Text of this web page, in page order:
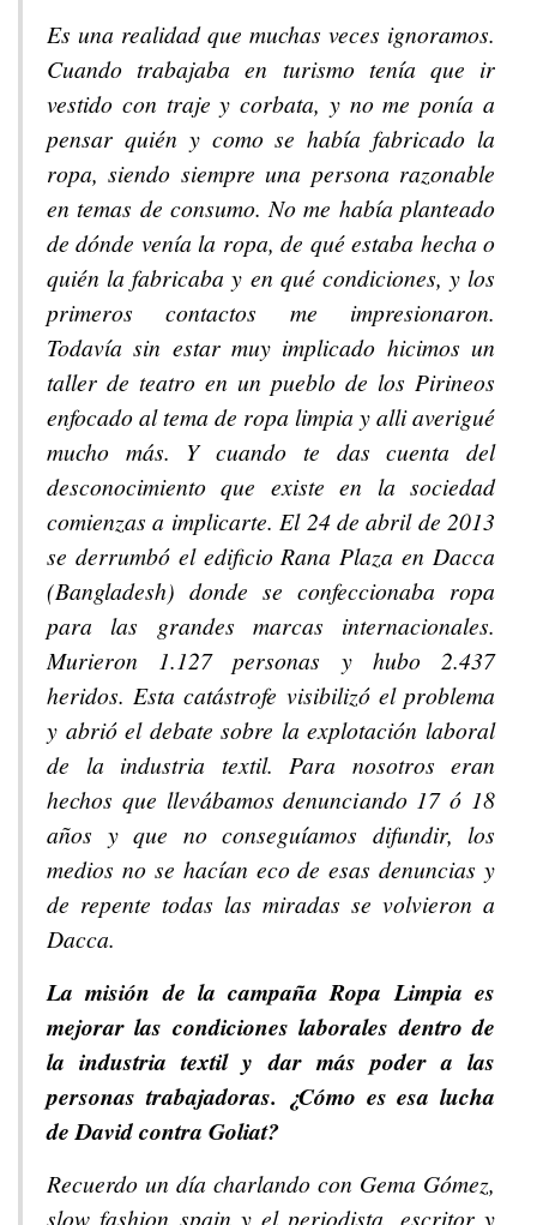
Es una realidad que muchas veces ignoramos.
Cuando trabajaba en turismo tenía que ir
vestido con traje y corbata, y no me ponía a
pensar quién y como se había fabricado la
ropa, siendo siempre una persona razonable
en temas de consumo. No me había planteado
de dónde venía la ropa, de qué estaba hecha o
quién la fabricaba y en qué condiciones, y los
primeros contactos me impresionaron.
Todavía sin estar muy implicado hicimos un
taller de teatro en un pueblo de los Pirineos
enfocado al tema de ropa limpia y alli averigué
mucho más. Y cuando te das cuenta del
desconocimiento que existe en la sociedad
comienzas a implicarte. El 24 de abril de 2013
se derrumbó el edificio Rana Plaza en Dacca
(Bangladesh) donde se confeccionaba ropa
para las grandes marcas internacionales.
Murieron 1.127 personas y hubo 2.437
heridos. Esta catástrofe visibilizó el problema
y abrió el debate sobre la explotación laboral
de la industria textil. Para nosotros eran
hechos que llevábamos denunciando 17 ó 18
años y que no conseguíamos difundir, los
medios no se hacían eco de esas denuncias y
de repente todas las miradas se volvieron a
Dacca.
La misión de la campaña Ropa Limpia es
mejorar las condiciones laborales dentro de
la industria textil y dar más poder a las
personas trabajadoras. ¿Cómo es esa lucha
de David contra Goliat?
Recuerdo un día charlando con Gema Gómez,
slow fashion spain y el periodista, escritor y